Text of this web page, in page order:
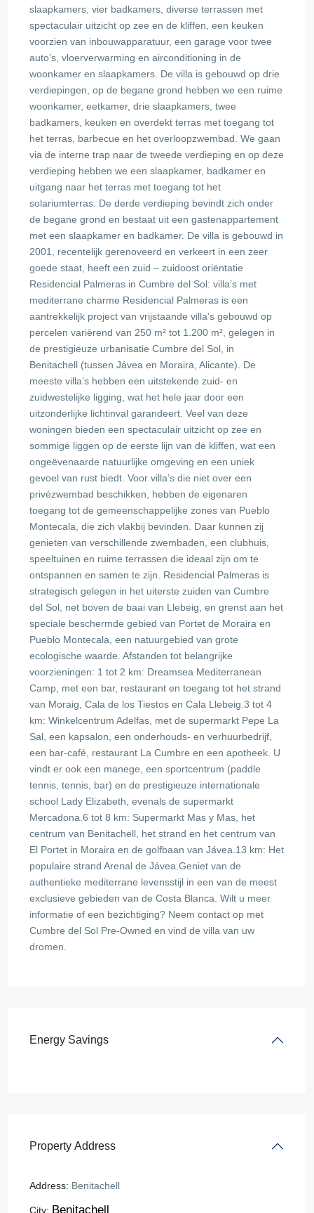
slaapkamers, vier badkamers, diverse terrassen met
spectaculair uitzicht op zee en de kliffen, een keuken
voorzien van inbouwapparatuur, een garage voor twee
auto’s, vloerverwarming en airconditioning in de
woonkamer en slaapkamers. De villa is gebouwd op drie
verdiepingen, op de begane grond hebben we een ruime
woonkamer, eetkamer, drie slaapkamers, twee
badkamers, keuken en overdekt terras met toegang tot
het terras, barbecue en het overloopzwembad. We gaan
via de interne trap naar de tweede verdieping en op deze
verdieping hebben we een slaapkamer, badkamer en
uitgang naar het terras met toegang tot het
solariumterras. De derde verdieping bevindt zich onder
de begane grond en bestaat uit een gastenappartement
met een slaapkamer en badkamer. De villa is gebouwd in
2001, recentelijk gerenoveerd en verkeert in een zeer
goede staat, heeft een zuid – zuidoost oriëntatie
Residencial Palmeras in Cumbre del Sol: villa’s met
mediterrane charme Residencial Palmeras is een
aantrekkelijk project van vrijstaande villa’s gebouwd op
percelen variërend van 250 m² tot 1.200 m², gelegen in
de prestigieuze urbanisatie Cumbre del Sol, in
Benitachell (tussen Jávea en Moraira, Alicante). De
meeste villa’s hebben een uitstekende zuid- en
zuidwestelijke ligging, wat het hele jaar door een
uitzonderlijke lichtinval garandeert. Veel van deze
woningen bieden een spectaculair uitzicht op zee en
sommige liggen op de eerste lijn van de kliffen, wat een
ongeëvenaarde natuurlijke omgeving en een uniek
gevoel van rust biedt. Voor villa’s die niet over een
privézwembad beschikken, hebben de eigenaren
toegang tot de gemeenschappelijke zones van Pueblo
Montecala, die zich vlakbij bevinden. Daar kunnen zij
genieten van verschillende zwembaden, een clubhuis,
speeltuinen en ruime terrassen die ideaal zijn om te
ontspannen en samen te zijn. Residencial Palmeras is
strategisch gelegen in het uiterste zuiden van Cumbre
del Sol, net boven de baai van Llebeig, en grenst aan het
speciale beschermde gebied van Portet de Moraira en
Pueblo Montecala, een natuurgebied van grote
ecologische waarde. Afstanden tot belangrijke
voorzieningen: 1 tot 2 km: Dreamsea Mediterranean
Camp, met een bar, restaurant en toegang tot het strand
van Moraig, Cala de los Tiestos en Cala Llebeig.3 tot 4
km: Winkelcentrum Adelfas, met de supermarkt Pepe La
Sal, een kapsalon, een onderhouds- en verhuurbedrijf,
een bar-café, restaurant La Cumbre en een apotheek. U
vindt er ook een manege, een sportcentrum (paddle
tennis, tennis, bar) en de prestigieuze internationale
school Lady Elizabeth, evenals de supermarkt
Mercadona.6 tot 8 km: Supermarkt Mas y Mas, het
centrum van Benitachell, het strand en het centrum van
El Portet in Moraira en de golfbaan van Jávea.13 km: Het
populaire strand Arenal de Jávea.Geniet van de
authentieke mediterrane levensstijl in een van de meest
exclusieve gebieden van de Costa Blanca. Wilt u meer
informatie of een bezichtiging? Neem contact op met
Cumbre del Sol Pre-Owned en vind de villa van uw
dromen.
Energy Savings
Property Address
Address: Benitachell
City: Benitachell